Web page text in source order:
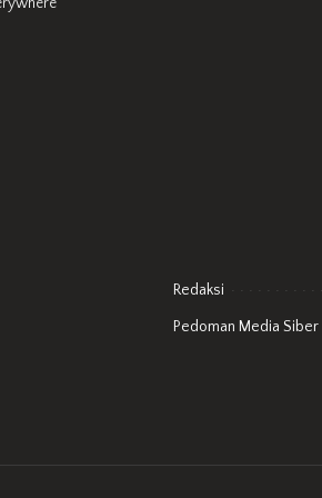
Redaksi
Pedoman Media Siber